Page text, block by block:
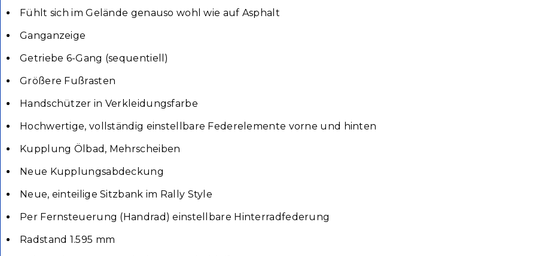
Fühlt sich im Gelände genauso wohl wie auf Asphalt
Ganganzeige
Getriebe 6-Gang (sequentiell)
Größere Fußrasten
Handschützer in Verkleidungsfarbe
Hochwertige, vollständig einstellbare Federelemente vorne und hinten
Kupplung Ölbad, Mehrscheiben
Neue Kupplungsabdeckung
Neue, einteilige Sitzbank im Rally Style
Per Fernsteuerung (Handrad) einstellbare Hinterradfederung
Radstand 1.595 mm